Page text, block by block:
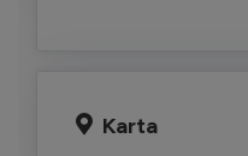
Karta